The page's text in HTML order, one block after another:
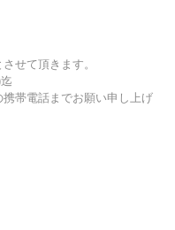
せて頂きます。
帯電話までお願い申し上げ